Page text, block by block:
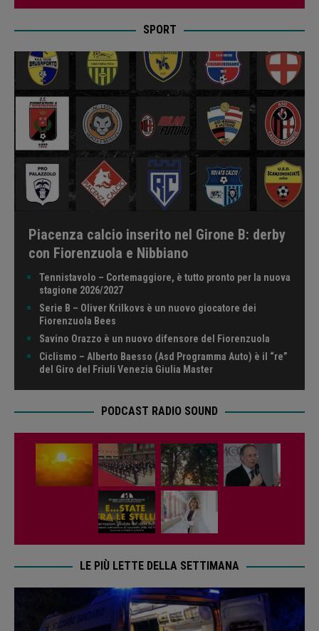
SPORT
Piacenza calcio inserito nel Girone B: derby
con Fiorenzuola e Nibbiano
Tennistavolo – Cortemaggiore, è tutto pronto per la nuova
stagione 2026/2027
Serie B – Oliver Krilkovs è un nuovo giocatore dei
Fiorenzuola Bees
Savino Orazzo è un nuovo difensore del Fiorenzuola
Ciclismo – Alberto Baesso (Asd Programma Auto) è il “re”
del Giro del Friuli Venezia Giulia Master
PODCAST RADIO SOUND
LE PIÙ LETTE DELLA SETTIMANA